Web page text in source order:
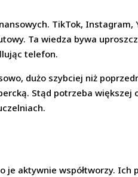
TikTok, Instagram,
Ta wiedza bywa
telefon.
dużo szybciej niż
Stąd potrzeba
aktywnie współtworzy. Ich